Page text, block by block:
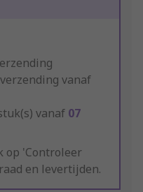
vanaf
vanaf 07
op 'Controleer
en levertijden.